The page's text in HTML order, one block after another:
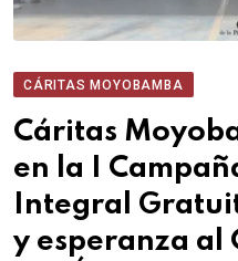
CÁRITAS MOYOBAMBA
Cáritas
en la I
Integral
y esperanza al